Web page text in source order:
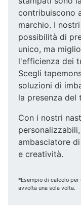
contribuiscono
marchio. I
possibilità di
unico, ma
l'efficienza dei
Scegli
soluzioni di
la presenza del
Con i nostri
ambasciatore
e creatività.
*Esempio di calcolo per
avvolta una sola volta.